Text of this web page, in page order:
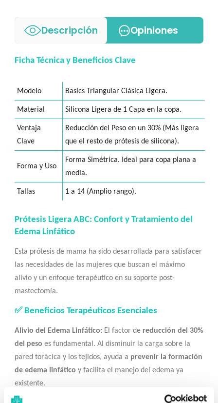
Descripción Opiniones
Ficha Técnica y Beneficios Clave
Modelo Basics Triangular Clásica Ligera.
Material Silicona Ligera de 1 Capa en la copa.
Ventaja
Clave
Reducción del Peso en un 30% (Más ligera
que el resto de prótesis de silicona).
Forma y Uso
Forma Simétrica. Ideal para copa plana a
media.
Tallas 1 a 14 (Amplio rango).
Prótesis Ligera ABC: Confort y Tratamiento del
Edema Linfático
Esta prótesis de mama ha sido desarrollada para satisfacer
las necesidades de las mujeres que buscan el máximo
alivio y un enfoque terapéutico en su soporte post-
mastectomía.
✅ Beneficios Terapéuticos Esenciales
Alivio del Edema Linfático: El factor de reducción del 30%
del peso es fundamental. Al disminuir la carga sobre la
pared torácica y los tejidos, ayuda a prevenir la formación
de edema linfático y facilita el manejo del edema ya
existente.